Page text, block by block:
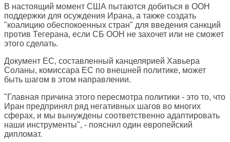
В настоящий момент США пытаются добиться в ООН
поддержки для осуждения Ирана, а также создать
"коалицию обеспокоенных стран" для введения санкций
против Тегерана, если СБ ООН не захочет или не сможет
этого сделать.
Документ ЕС, составленный канцелярией Хавьера
Соланы, комиссара ЕС по внешней политике, может
быть шагом в этом направлении.
"Главная причина этого пересмотра политики - это то, что
Иран предпринял ряд негативных шагов во многих
сферах, и мы вынуждены соответственно адаптировать
наши инструменты", - пояснил один европейский
дипломат.